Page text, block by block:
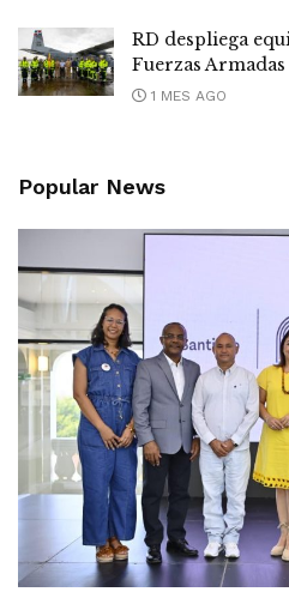
RD despliega
Fuerzas
1 MES AGO
Popular News